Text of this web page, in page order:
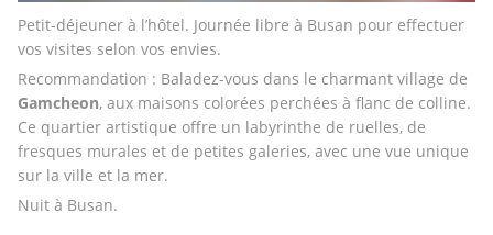
Petit-déjeuner à l’hôtel. Journée libre à Busan pour effectuer
vos visites selon vos envies.
Gamcheon, aux maisons colorées perchées à flanc de colline.
Ce quartier artistique offre un labyrinthe de ruelles, de
fresques murales et de petites galeries, avec une vue unique
sur la ville et la mer.
Nuit à Busan.